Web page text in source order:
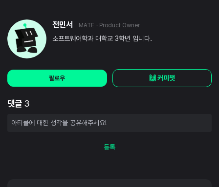
전민서 MATE · Product Owner
소프트웨어학과 대학교 3학년 입니다.
팔로우 🙌 커피챗
댓글 3
등록